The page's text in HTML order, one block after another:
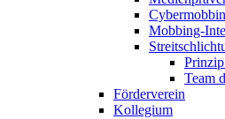
Mobbing-
Team
Förderverein
Kollegium